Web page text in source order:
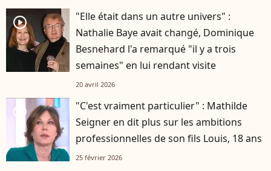
player2
"Elle était dans un autre univers" :
Nathalie Baye avait changé, Dominique
Besnehard l'a remarqué "il y a trois
semaines" en lui rendant visite
20 avril 2026
player2
"C'est vraiment particulier" : Mathilde
Seigner en dit plus sur les ambitions
professionnelles de son fils Louis, 18 ans
25 février 2026